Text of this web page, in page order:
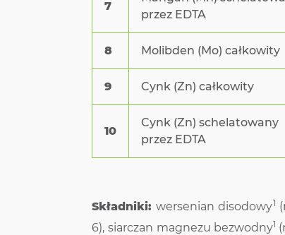
7
przez EDTA
8 Molibden (Mo) całkowity
9 Cynk (Zn) całkowity
10
Cynk (Zn) schelatowany
przez EDTA
Składniki: wersenian disodowy1
6), siarczan magnezu bezwodny1